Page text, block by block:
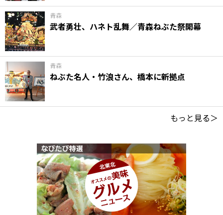
青森
武者勇壮、ハネト乱舞／青森ねぶた祭開幕
青森
ねぶた名人・竹浪さん、橋本に新拠点
もっと見る＞